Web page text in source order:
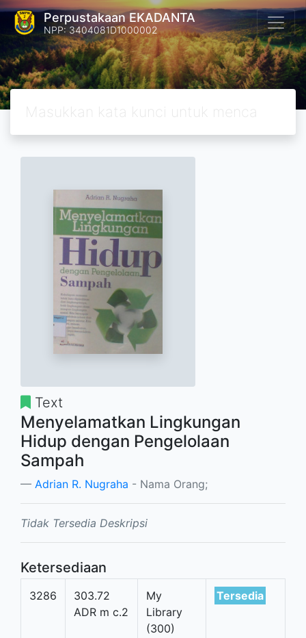
Perpustakaan EKADANTA
NPP: 3404081D1000002
Text
Menyelamatkan Lingkungan
Hidup dengan Pengelolaan
Sampah
Adrian R. Nugraha - Nama Orang;
Tidak Tersedia Deskripsi
Ketersediaan
3286
303.72
ADR m c.2
My
Library
(300)
Tersedia